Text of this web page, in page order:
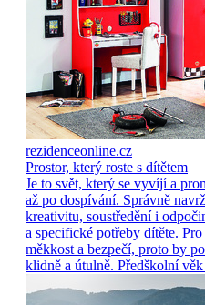
rezidenceonline.cz
Prostor, který roste s dítětem
Je to svět, který se vyvíjí a
až po dospívání. Správně
kreativitu, soustředění i
a specifické potřeby dítěte.
měkkost a bezpečí, proto by
klidně a útulně. Předškolní